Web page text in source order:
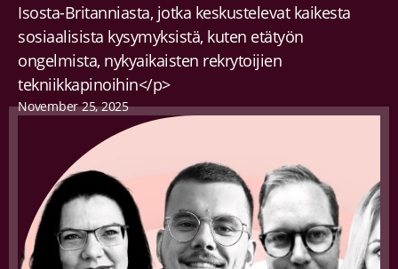
Isosta-Britanniasta, jotka keskustelevat kaikesta
sosiaalisista kysymyksistä, kuten etätyön
ongelmista, nykyaikaisten rekrytoijien
tekniikkapinoihin</p>
November 25, 2025